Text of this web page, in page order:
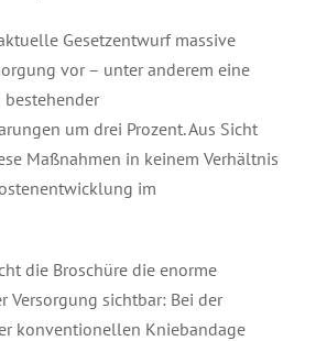
Gesetzentwurf massive
vor – unter anderem eine
um drei Prozent. Aus Sicht
Maßnahmen in keinem Verhältnis
im
die Broschüre die enorme
Versorgung sichtbar: Bei der
konventionellen Kniebandage